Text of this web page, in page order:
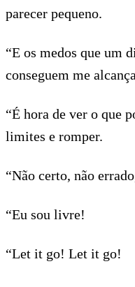
parecer pequeno.
“E os medos que um
conseguem me
“É hora de ver o que
limites e romper.
“Não certo, não
“Eu sou livre!
“Let it go! Let it go!